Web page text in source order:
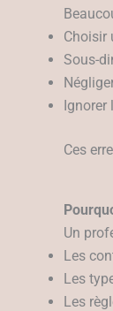
Choisir
Sous-
Ignorer
Ces
Un
Les
Les
Les